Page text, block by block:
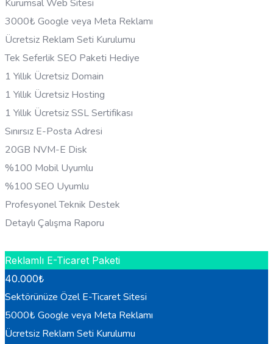
Kurumsal Web Sitesi
3000₺ Google veya Meta Reklamı
Ücretsiz Reklam Seti Kurulumu
Tek Seferlik SEO Paketi Hediye
1 Yıllık Ücretsiz Domain
1 Yıllık Ücretsiz Hosting
1 Yıllık Ücretsiz SSL Sertifikası
Sınırsız E-Posta Adresi
20GB NVM-E Disk
%100 Mobil Uyumlu
%100 SEO Uyumlu
Profesyonel Teknik Destek
Detaylı Çalışma Raporu
Reklamlı E-Ticaret Paketi
40.000₺
Sektörünüze Özel E-Ticaret Sitesi
5000₺ Google veya Meta Reklamı
Ücretsiz Reklam Seti Kurulumu